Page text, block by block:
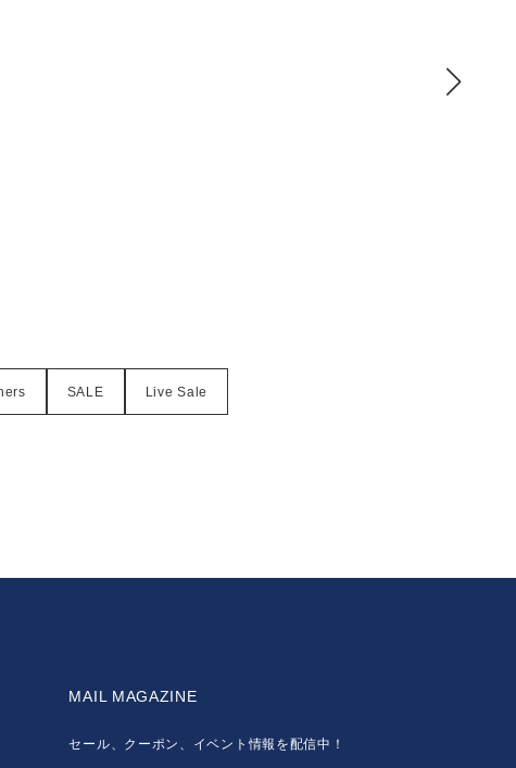
SALE Live Sale
MAIL MAGAZINE
セール、クーポン、イベント情報を配信中！